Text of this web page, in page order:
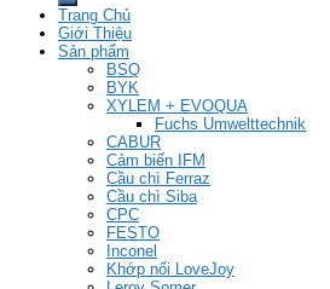
Trang Chủ
Giới Thiệu
Sản phẩm
BSQ
BYK
XYLEM + EVOQUA
Fuchs Umwelttechnik
CABUR
Cảm biến IFM
Cầu chì Ferraz
Cầu chì Siba
CPC
FESTO
Inconel
Khớp nối LoveJoy